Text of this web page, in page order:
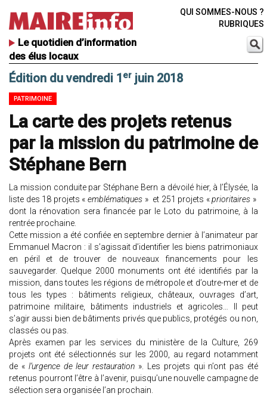
Le quotidien d’information
des élus locaux
QUI SOMMES-NOUS ?
RUBRIQUES
Édition du vendredi 1 er juin 2018
PATRIMOINE
La carte des projets retenus
par la mission du patrimoine de
Stéphane Bern
La mission conduite par Stéphane Bern a dévoilé hier, à l’Élysée, la
liste des 18 projets «emblématiques » et 251 projets «prioritaires »
dont la rénovation sera financée par le Loto du patrimoine, à la
rentrée prochaine.
Cette mission a été confiée en septembre dernier à l’animateur par
Emmanuel Macron : il s’agissait d’identifier les biens patrimoniaux
en péril et de trouver de nouveaux financements pour les
sauvegarder. Quelque 2000 monuments ont été identifiés par la
mission, dans toutes les régions de métropole et d’outre-mer et de
tous les types : bâtiments religieux, châteaux, ouvrages d’art,
patrimoine militaire, bâtiments industriels et agricoles… Il peut
s’agir aussi bien de bâtiments privés que publics, protégés ou non,
classés ou pas.
Après examen par les services du ministère de la Culture, 269
projets ont été sélectionnés sur les 2000, au regard notamment
de «l’urgence de leur restauration ». Les projets qui n’ont pas été
retenus pourront l’être à l’avenir, puisqu’une nouvelle campagne de
sélection sera organisée l’an prochain.